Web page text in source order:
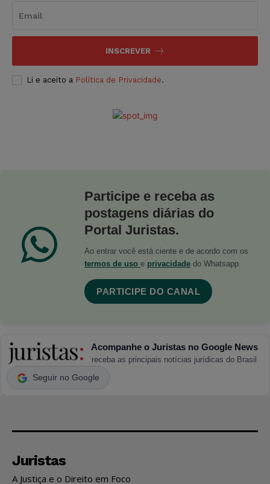
INSCREVER
Li e aceito a Política de Privacidade.
Participe e receba as
postagens diárias do
Portal Juristas.
Ao entrar você está ciente e de acordo com os
termos de uso e privacidade do Whatsapp.
PARTICIPE DO CANAL
Acompanhe o Juristas no Google News
receba as principais notícias jurídicas do Brasil
Seguir no Google
Juristas
A Justiça e o Direito em Foco